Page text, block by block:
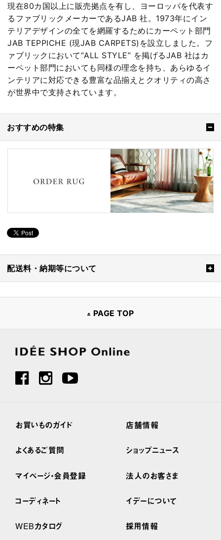
現在80カ国以上に販売拠点を有し、ヨーロッパを代表す
るファブリックメーカーであるJAB 社。1973年にイン
テリアデザインの全てを網羅するためにカーペット部門
JAB TEPPICHE (現JAB CARPETS)を設立しました。フ
ァブリックにおいて“ALL STYLE” を掲げるJAB 社はカ
ーペット部門においても同様の理念を持ち、あらゆるイ
ンテリアに対応できる豊富な品揃えとクオリティの高さ
が世界中で支持されています。
おすすめの特集
配送料・納期等について
PAGE TOP
お買いものガイド
よくあるご質問
マイページ・会員登録
コーディネート
WEBカタログ
店舗情報
ショップニュース
法人のお客さま
イデーについて
採用情報